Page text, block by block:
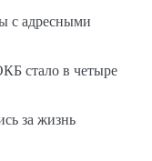
с адресными
стало в четыре
за жизнь